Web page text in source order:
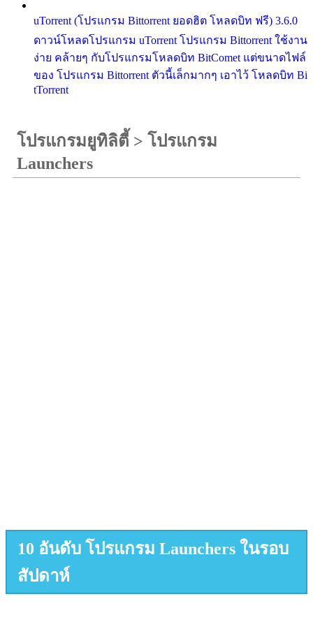
uTorrent (โปรแกรม Bittorrent ยอดฮิต โหลดบิท ฟรี) 3.6.0
ดาวน์โหลดโปรแกรม uTorrent โปรแกรม Bittorrent ใช้งาน
ง่าย คล้ายๆ กับโปรแกรมโหลดบิท BitComet แต่ขนาดไฟล์
ของ โปรแกรม Bittorrent ตัวนี้เล็กมากๆ เอาไว้ โหลดบิท Bi
tTorrent
โปรแกรมยูทิลิตี้ > โปรแกรม
Launchers
10 อันดับ โปรแกรม Launchers ในรอบ
สัปดาห์